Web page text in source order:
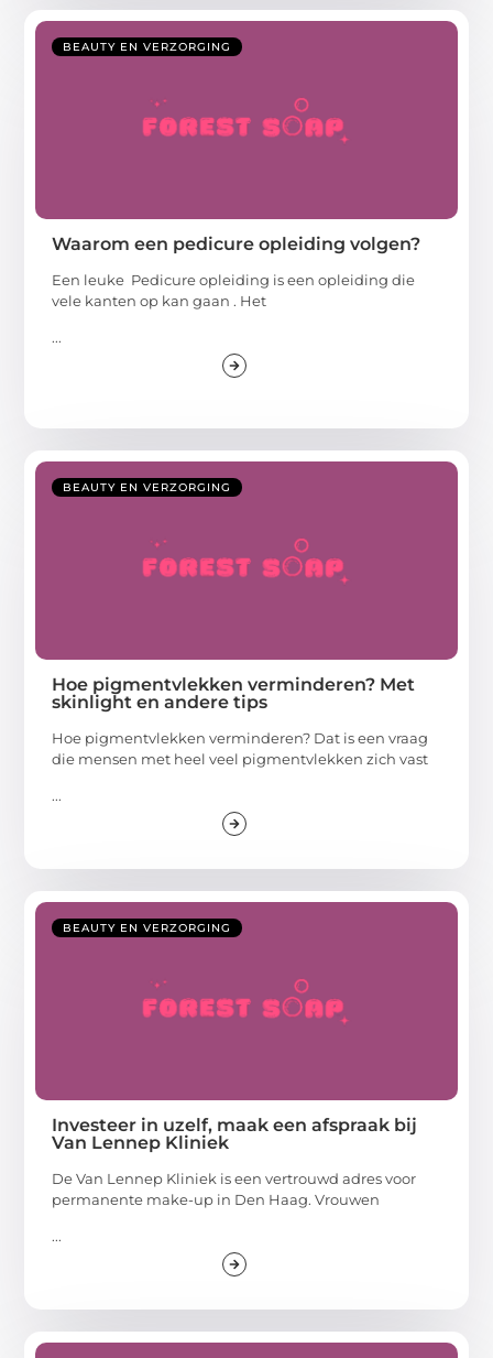
BEAUTY EN VERZORGING
Waarom een pedicure opleiding volgen?
Een leuke Pedicure opleiding is een opleiding die
vele kanten op kan gaan . Het
...
BEAUTY EN VERZORGING
Hoe pigmentvlekken verminderen? Met
skinlight en andere tips
Hoe pigmentvlekken verminderen? Dat is een vraag
die mensen met heel veel pigmentvlekken zich vast
...
BEAUTY EN VERZORGING
Investeer in uzelf, maak een afspraak bij
Van Lennep Kliniek
De Van Lennep Kliniek is een vertrouwd adres voor
permanente make-up in Den Haag. Vrouwen
...